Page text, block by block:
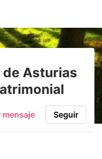
de Asturias
mensaje Seguir